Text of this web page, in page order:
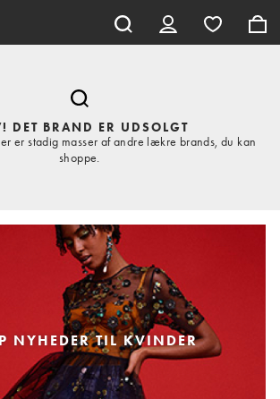
DET BRAND ER UDSOLGT
er stadig masser af andre lækre brands, du kan
shoppe.
NYHEDER TIL KVINDER